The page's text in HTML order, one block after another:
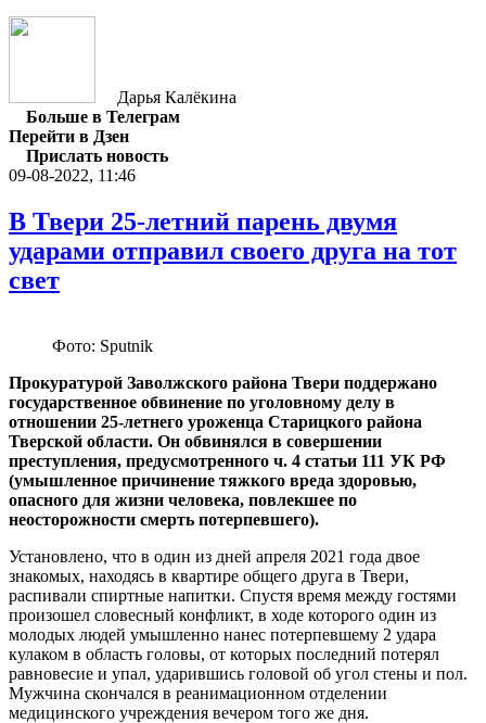
Дарья Калёкина
Больше в Телеграм
Перейти в Дзен
Прислать новость
09-08-2022, 11:46
В Твери 25-летний парень двумя
ударами отправил своего друга на тот
свет
Фото: Sputnik
Прокуратурой Заволжского района Твери поддержано
государственное обвинение по уголовному делу в
отношении 25-летнего уроженца Старицкого района
Тверской области. Он обвинялся в совершении
преступления, предусмотренного ч. 4 статьи 111 УК РФ
(умышленное причинение тяжкого вреда здоровью,
опасного для жизни человека, повлекшее по
неосторожности смерть потерпевшего).
Установлено, что в один из дней апреля 2021 года двое
знакомых, находясь в квартире общего друга в Твери,
распивали спиртные напитки. Спустя время между гостями
произошел словесный конфликт, в ходе которого один из
молодых людей умышленно нанес потерпевшему 2 удара
кулаком в область головы, от которых последний потерял
равновесие и упал, ударившись головой об угол стены и пол.
Мужчина скончался в реанимационном отделении
медицинского учреждения вечером того же дня.